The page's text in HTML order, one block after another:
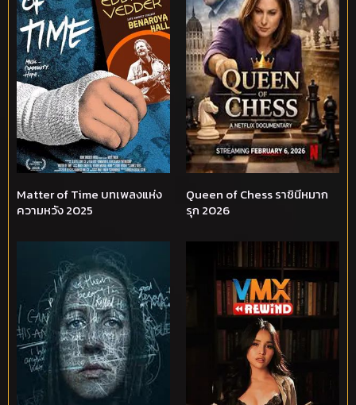
Matter of Time บทเพลงแห่ง
ความหวัง 2025
Queen of Chess ราชินีหมาก
รุก 2026